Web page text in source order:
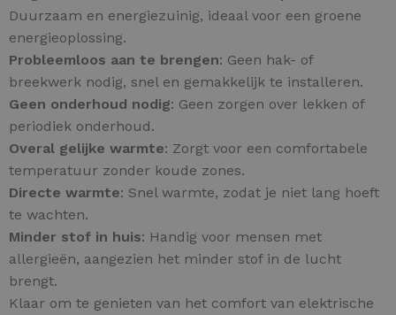
Duurzaam en energiezuinig, ideaal voor een groene
energieoplossing.
Probleemloos aan te brengen: Geen hak- of
breekwerk nodig, snel en gemakkelijk te installeren.
Geen onderhoud nodig: Geen zorgen over lekken of
periodiek onderhoud.
Overal gelijke warmte: Zorgt voor een comfortabele
temperatuur zonder koude zones.
Directe warmte: Snel warmte, zodat je niet lang hoeft
te wachten.
Minder stof in huis: Handig voor mensen met
allergieën, aangezien het minder stof in de lucht
brengt.
Klaar om te genieten van het comfort van elektrische